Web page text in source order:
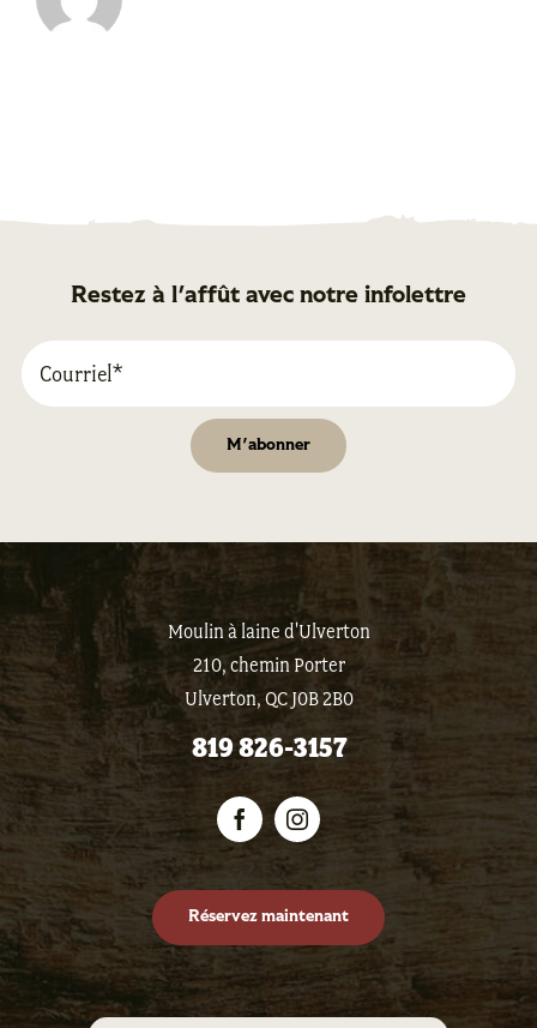
Restez à l'affût avec notre infolettre
Moulin à laine d'Ulverton
210, chemin Porter
Ulverton, QC J0B 2B0
819 826-3157
Réservez maintenant